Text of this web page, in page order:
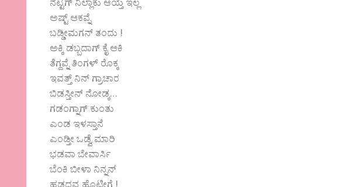
ನೆಟ್ಟಗ್ ನಿಲ್ಲಾಕು ಆಯ್ತ ಇಲ್ಲ
ಅಷ್ಟ್ ಆಕವ್ನೆ
ಬಡ್ಡೀಮಗನ್ ತಂದು !
ಅಕ್ಕಿ ಡಬ್ಬದಾಗ್ ಕೈ ಆಕಿ
ತೆಗ್ದವ್ನೆ ತಿಂಗಳ್ ರೊಕ್ಕ
ಇವತ್ತ್ ನಿನ್ ಗ್ರಾಚಾರ
ಬಿಡಸ್ತೀನ್ ನೋಡ್ಕ…
ಗಡಂಗ್ನಾಗ್ ಕುಂತು
ಎಂಡ ಇಳಸ್ತಾನೆ
ಎಂಡ್ತೀ ಒಡ್ವೆ ಮಾರಿ
ಭಡವಾ ಬೇವಾರ್ಸಿ
ಬೆಂಕಿ ಬೀಳಾ ನಿನ್ನನ್